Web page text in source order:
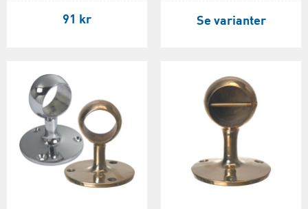
91 kr Se varianter